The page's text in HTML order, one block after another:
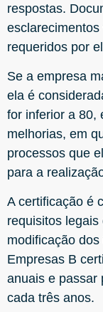
respostas.
requeridos por
Se a empresa
ela é
for inferior a 80,
melhorias, em
processos que
para a
A certificação é
requisitos
modificação
Empresas B
anuais e passar
cada três anos.